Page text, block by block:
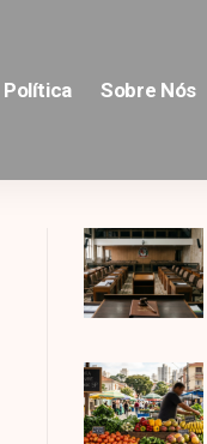
Política Sobre Nós